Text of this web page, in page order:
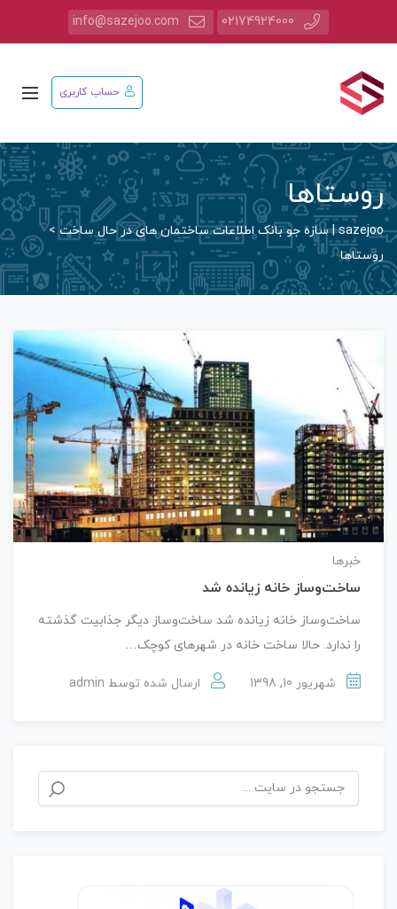
02174924000
info@sazejoo.com
حساب کاربری
روستاها
sazejoo | سازه جو بانک اطلاعات ساختمان های در حال ساخت
>
روستاها
خبرها
ساخت‌وساز خانه زیانده شد
ساخت‌وساز خانه زیانده شد ساخت‌وساز دیگر جذابیت گذشته
را ندارد. حالا ساخت خانه در شهرهای کوچک…
شهریور 10, 1398 ارسال شده توسط admin